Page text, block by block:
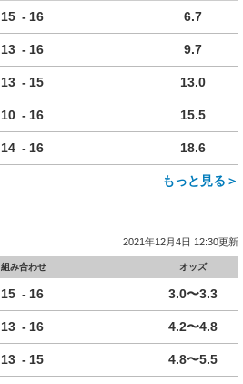
15 - 16 6.7
13 - 16 9.7
13 - 15 13.0
10 - 16 15.5
14 - 16 18.6
もっと見る＞
2021年12月4日 12:30更新
組み合わせ オッズ
15 - 16 3.0〜3.3
13 - 16 4.2〜4.8
13 - 15 4.8〜5.5